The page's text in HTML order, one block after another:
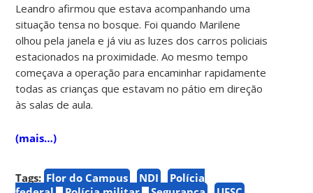
Leandro afirmou que estava acompanhando uma
situação tensa no bosque. Foi quando Marilene
olhou pela janela e já viu as luzes dos carros policiais
estacionados na proximidade. Ao mesmo tempo
começava a operação para encaminhar rapidamente
todas as crianças que estavam no pátio em direção
às salas de aula.
(mais…)
Tags: Flor do Campus NDI
Polícia